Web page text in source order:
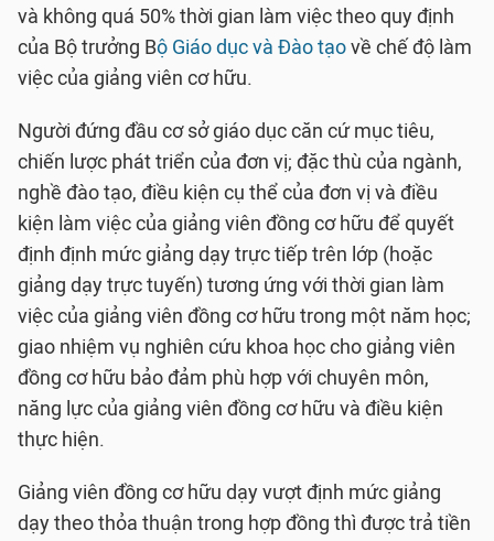
và không quá 50% thời gian làm việc theo quy định
của Bộ trưởng Bộ Giáo dục và Đào tạovề chế độ làm
việc của giảng viên cơ hữu.
Người đứng đầu cơ sở giáo dục căn cứ mục tiêu,
chiến lược phát triển của đơn vị; đặc thù của ngành,
nghề đào tạo, điều kiện cụ thể của đơn vị và điều
kiện làm việc của giảng viên đồng cơ hữu để quyết
định định mức giảng dạy trực tiếp trên lớp (hoặc
giảng dạy trực tuyến) tương ứng với thời gian làm
việc của giảng viên đồng cơ hữu trong một năm học;
giao nhiệm vụ nghiên cứu khoa học cho giảng viên
đồng cơ hữu bảo đảm phù hợp với chuyên môn,
năng lực của giảng viên đồng cơ hữu và điều kiện
thực hiện.
Giảng viên đồng cơ hữu dạy vượt định mức giảng
dạy theo thỏa thuận trong hợp đồng thì được trả tiền